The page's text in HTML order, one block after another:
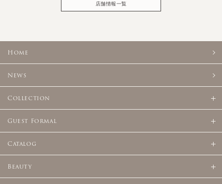
店舗情報一覧
Home
News
Collection
Guest Formal
Catalog
Beauty